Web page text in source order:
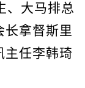
、大马排总
长拿督斯里
主任李韩琦